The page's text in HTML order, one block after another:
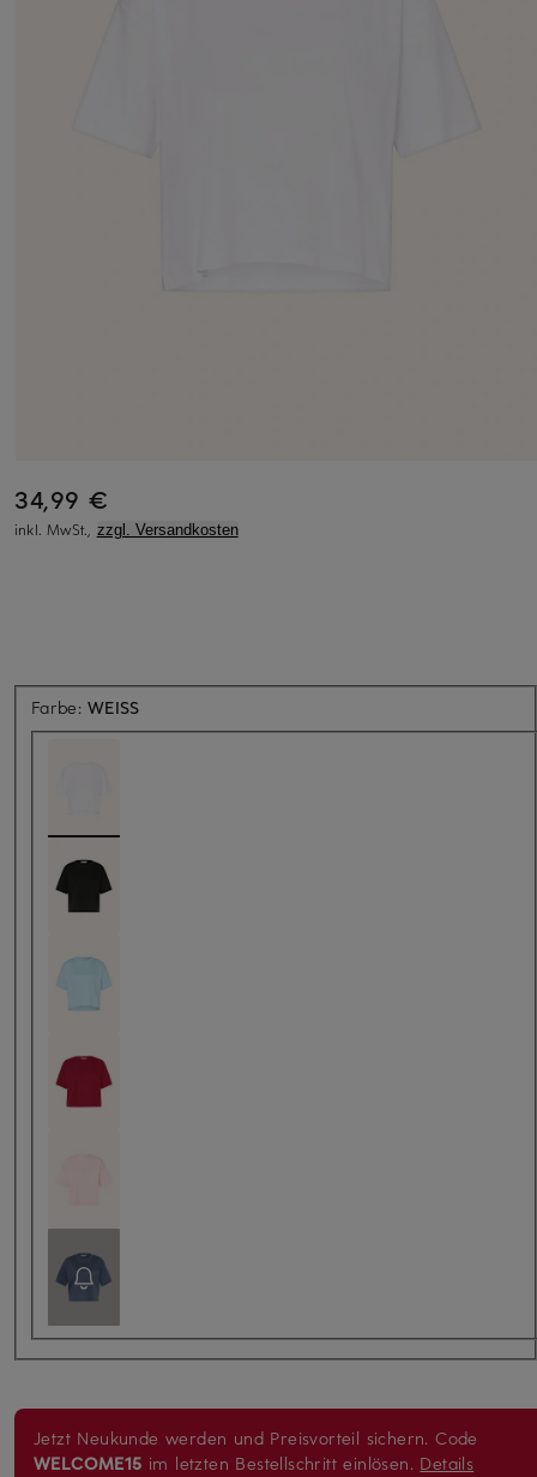
34,99 €
inkl. MwSt., zzgl. Versandkosten
Farbe:WEISS
Jetzt Neukunde werden und Preisvorteil sichern. Code
WELCOME15 im letzten Bestellschritt einlösen. Details